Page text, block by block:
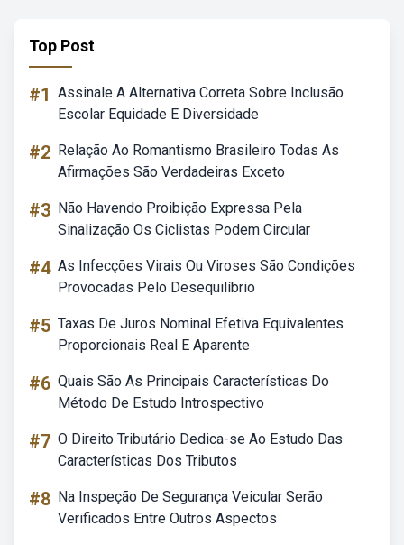
Top Post
#1 Assinale A Alternativa Correta Sobre Inclusão
Escolar Equidade E Diversidade
#2 Relação Ao Romantismo Brasileiro Todas As
Afirmações São Verdadeiras Exceto
#3 Não Havendo Proibição Expressa Pela
Sinalização Os Ciclistas Podem Circular
#4 As Infecções Virais Ou Viroses São Condições
Provocadas Pelo Desequilíbrio
#5 Taxas De Juros Nominal Efetiva Equivalentes
Proporcionais Real E Aparente
#6 Quais São As Principais Características Do
Método De Estudo Introspectivo
#7 O Direito Tributário Dedica-se Ao Estudo Das
Características Dos Tributos
#8 Na Inspeção De Segurança Veicular Serão
Verificados Entre Outros Aspectos